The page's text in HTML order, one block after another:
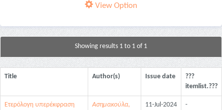
View Option
Showing results 1 to 1 of 1
Title Author(s) Issue date
???
itemlist.???
Ετερόλογη υπερέκφραση
Ασημακούλα,
11-Jul-2024 -